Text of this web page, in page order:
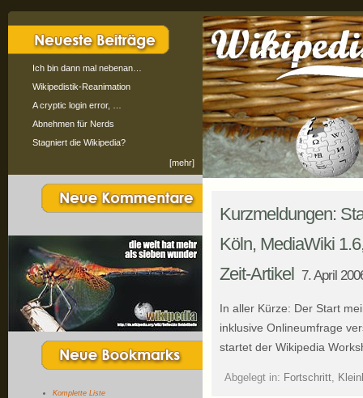
Ich bin dann mal nebenan…
Wikipedistik-Reanimation
A cryptic login error, …
Abnehmen für Nerds
Stagniert die Wikipedia?
[mehr]
Komplette Liste
Kurzmeldungen:
Köln, MediaWiki
Zeit-Artikel 7. April
In aller Kürze: Der Start
inklusive Onlineumfrage
startet der Wikipedia
Abgelegt in: Fortschritt,